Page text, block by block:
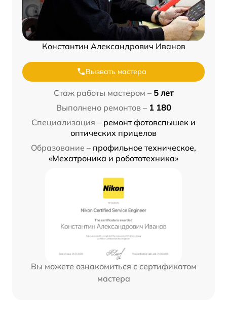
Константин Александрович Иванов
Вызвать мастера
Стаж работы мастером – 5 лет
Выполнено ремонтов – 1 180
Специализация – ремонт фотовспышек и
оптических прицелов
Образование – профильное техническое,
«Мехатроника и робототехника»
Вы можете ознакомиться с сертификатом
мастера